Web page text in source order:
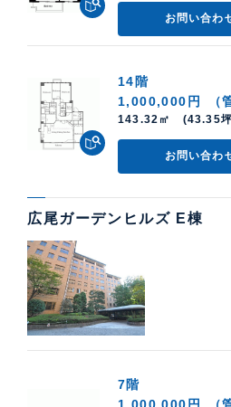
お問い合わ
14階
1,000,000円
（
143.32㎡ (43.35
お問い合わ
広尾ガーデンヒルズ E棟
7階